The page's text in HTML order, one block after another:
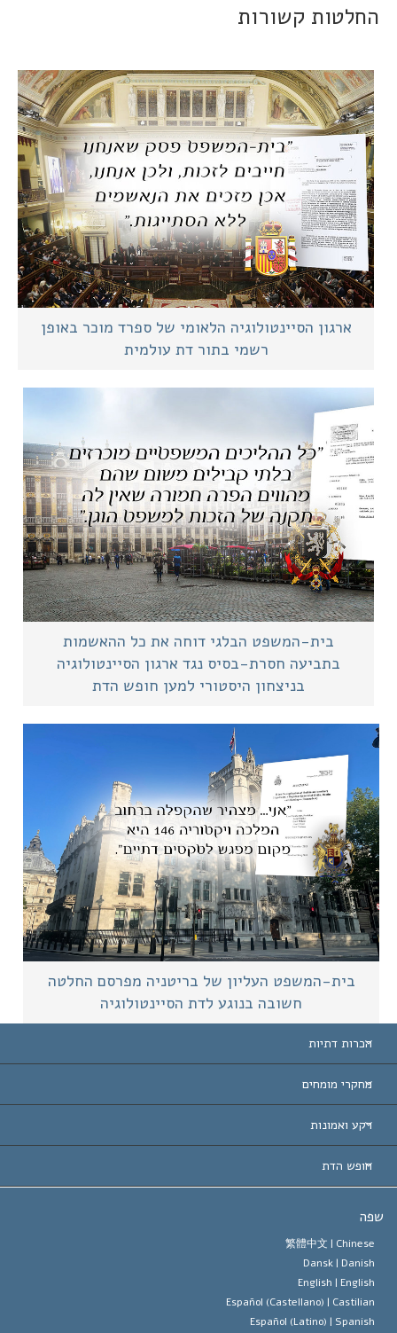
קשורות
ארגון הסיינטולוגיה הלאומי של ספרד מוכר באופן
רשמי בתור דת עולמית
בית-המשפט הבלגי דוחה את כל ההאשמות
בתביעה חסרת-בסיס נגד ארגון הסיינטולוגיה
בניצחון היסטורי למען חופש הדת
בית-המשפט העליון של בריטניה מפרסם החלטה
חשובה בנוגע לדת הסיינטולוגיה
הכרות דתיות
הברית
עולמיות
חשובות
מחקרי מומחים
לפי קטגוריה
המובילים בעולם
רקע ואמונות
האברד
האמונה של ארגון הסיינטולוגיה
הסיינטולוג
מיסקביג'
חופש הדת
של זכויות האדם הבינלאומיות
על דת
繁體中文 |
Dansk |
English |
Español (Castellano) |
Español (Latino) |